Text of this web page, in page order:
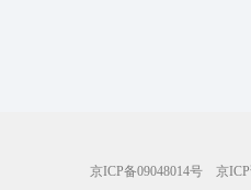
京ICP备09048014号 京